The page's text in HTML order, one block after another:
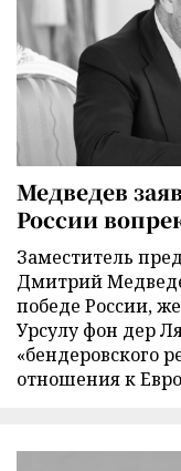
Медведев
России
Заместитель
Дмитрий
победе России,
Урсулу фон дер
«бендеровского
отношения к